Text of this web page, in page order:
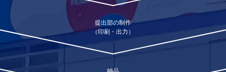
提出部の制作
（印刷・出力）